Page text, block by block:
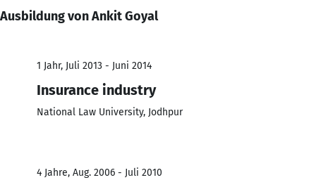
Ausbildung von Ankit Goyal
1 Jahr, Juli 2013 - Juni 2014
Insurance industry
National Law University, Jodhpur
4 Jahre, Aug. 2006 - Juli 2010